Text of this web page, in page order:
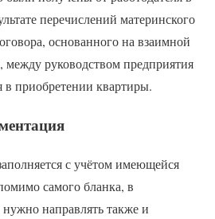
перечислений материнского
основанного на взаимной
между руководством предприятия
приобретении квартиры.
с учётом имеющейся
самого бланка, в
направлять также и